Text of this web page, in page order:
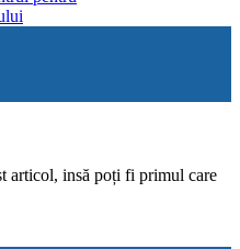
articol, insă poți fi primul care